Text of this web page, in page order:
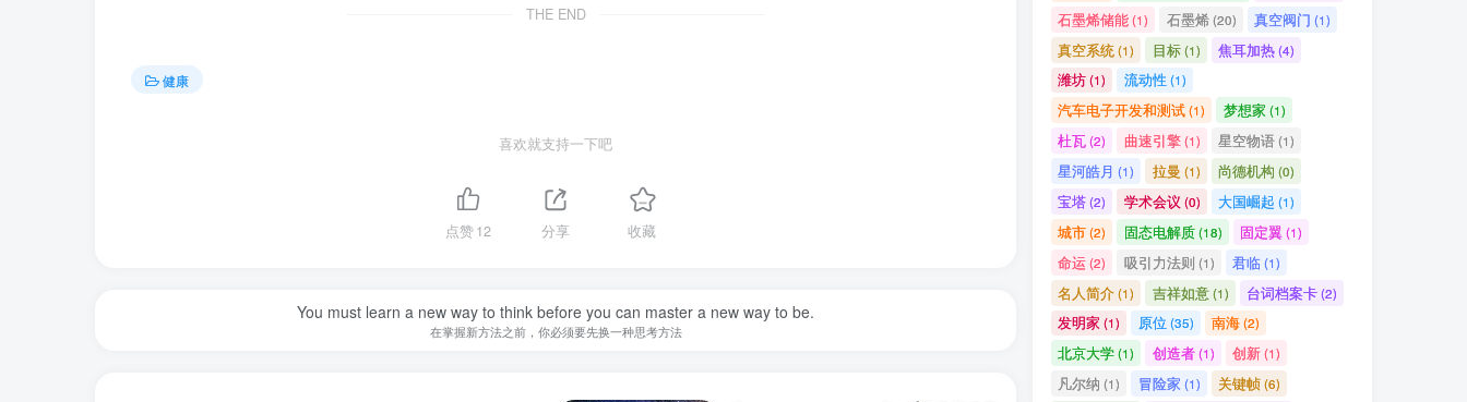
THE END
健康
喜欢就支持一下吧
点赞12 分享 收藏
You must learn a new way to think before you can master a new way to be.
在掌握新方法之前，你必须要先换一种思考方法
石墨烯储能(1) 石墨烯(20) 真空阀门 (1)
真空系统(1) 目标(1) 焦耳加热(4)
潍坊(1) 流动性 (1)
汽车电子开发和测试(1) 梦想家 (1)
杜瓦(2) 曲速引擎(1) 星空物语(1)
星河皓月 (1) 拉曼 (1) 尚德机构 (0)
宝塔(2) 学术会议 (0) 大国崛起 (1)
城市(2) 固态电解质(18) 固定翼(1)
命运(2) 吸引力法则 (1) 君临(1)
名人简介(1) 吉祥如意(1) 台词档案卡(2)
发明家 (1) 原位 (35) 南海(2)
北京大学(1) 创造者(1) 创新(1)
凡尔纳 (1) 冒险家 (1) 关键帧(6)